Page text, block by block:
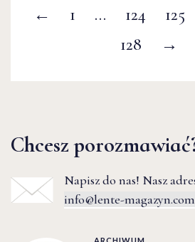
← 1 … 124 125
128
→
Chcesz
Napisz do nas! Nasz
info@lente-magazyn.com